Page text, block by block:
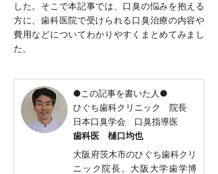
した。そこで本記事では、口臭の悩みを抱える
方に、歯科医院で受けられる口臭治療の内容や
費用などについてわかりやすくまとめてみまし
た。
●この記事を書いた人●
ひぐち歯科クリニック 院長
日本口臭学会 口臭指導医
歯科医 樋口均也
大阪府茨木市のひぐち歯科クリ
ニック院長。大阪大学歯学博